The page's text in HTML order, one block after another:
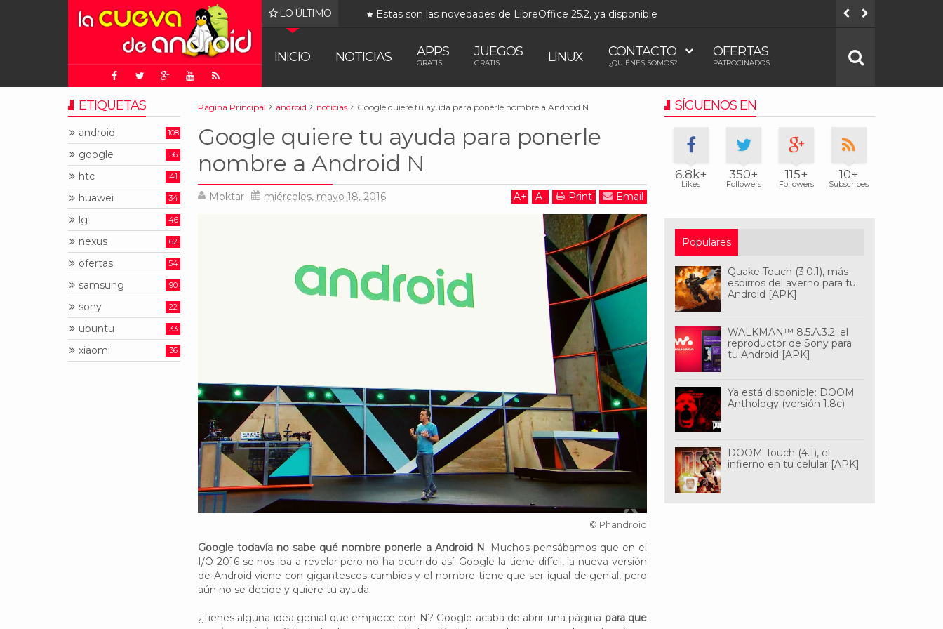
LO ÚLTIMO
juez ordena que Chrome sea puesto a la venta Estas son las novedades de LibreOffice 25.2, ya disponible
INICIO NOTICIAS APPS
GRATIS
JUEGOS
GRATIS LINUX CONTACTO
¿QUIÉNES SOMOS?
OFERTAS
PATROCINADOS
Página Principal android noticias Google quiere tu ayuda para ponerle nombre a Android N
Google quiere tu ayuda para ponerle
nombre a Android N
Moktar miércoles, mayo 18, 2016 A+ A- Print Email
© Phandroid
Google todavía no sabe qué nombre ponerle a Android N. Muchos pensábamos que en el
I/O 2016 se nos iba a revelar pero no ha ocurrido así. Google la tiene difícil, la nueva versión
de Android viene con gigantescos cambios y el nombre tiene que ser igual de genial, pero
aún no se decide y quiere tu ayuda.
¿Tienes alguna idea genial que empiece con N? Google acaba de abrir una página para que
SÍGUENOS EN
6.8k+
Likes
350+
Followers
115+
Followers
10+
Subscribes
Populares
Quake Touch (3.0.1), más
esbirros del averno para tu
Android [APK]
WALKMAN™ 8.5.A.3.2; el
reproductor de Sony para
tu Android [APK]
Ya está disponible: DOOM
Anthology (versión 1.8c)
DOOM Touch (4.1), el
infierno en tu celular [APK]
ETIQUETAS
android 108
google 56
htc 41
huawei 34
lg 46
nexus 62
ofertas 54
samsung 90
sony 22
ubuntu 33
xiaomi 36